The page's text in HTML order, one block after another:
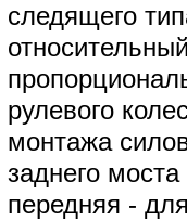
следящего
рулевого
монтажа
заднего
передняя -